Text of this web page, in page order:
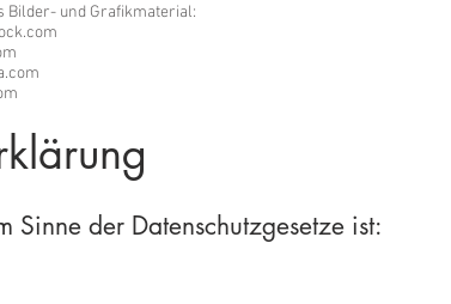
Bilder- und Grafikmaterial:
Sinne der Datenschutzgesetze ist: